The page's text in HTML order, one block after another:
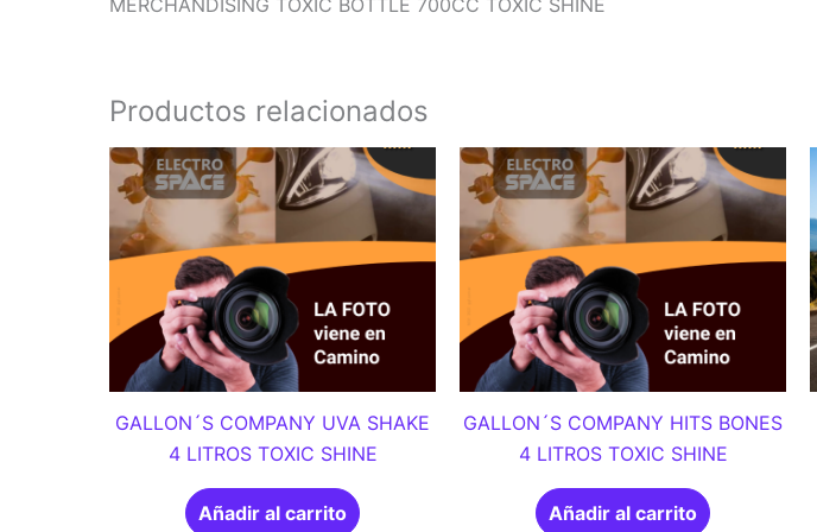
MERCHANDISING TOXIC BOTTLE 700CC TOXIC SHINE
Productos relacionados
GALLON´S COMPANY UVA SHAKE
4 LITROS TOXIC SHINE
Añadir al carrito
GALLON´S COMPANY HITS BONES
4 LITROS TOXIC SHINE
Añadir al carrito